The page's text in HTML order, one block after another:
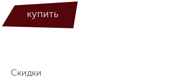
Скидки